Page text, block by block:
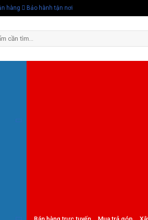
hàng Bảo hành tận nơi